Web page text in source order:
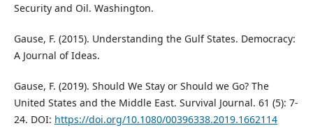
Security and Oil. Washington.
Gause, F. (2015). Understanding the Gulf States. Democracy:
A Journal of Ideas.
Gause, F. (2019). Should We Stay or Should we Go? The
United States and the Middle East. Survival Journal. 61 (5): 7-
24. DOI: https://doi.org/10.1080/00396338.2019.1662114